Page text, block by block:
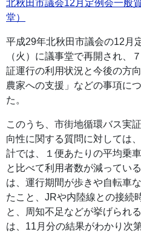
北秋田市議会12月定例会一般
堂）
平成29年北秋田市議会の12月
（火）に議事堂で再開され、
証運行の利用状況と今後の方
農家への支援」などの事項に
た。
このうち、市街地循環バス実
向性に関する質問に対しては
計では、１便あたりの平均乗
と比べて利用者数が減ってい
は、運行期間が歩きや自転車
たこと、JRや内陸線との接続
と、周知不足などが挙げられ
は、11月分の結果がわかり次